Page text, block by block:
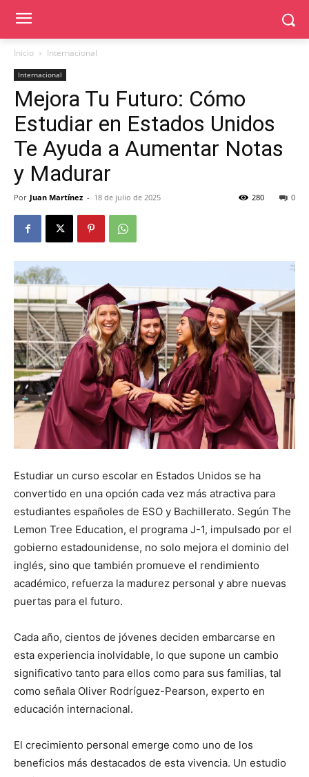
Inicio Internacional
Internacional
Mejora Tu Futuro: Cómo
Estudiar en Estados Unidos
Te Ayuda a Aumentar Notas
y Madurar
Por Juan Martínez - 18 de julio de 2025 0
280
Estudiar un curso escolar en Estados Unidos se ha
convertido en una opción cada vez más atractiva para
estudiantes españoles de ESO y Bachillerato. Según The
Lemon Tree Education, el programa J-1, impulsado por el
gobierno estadounidense, no solo mejora el dominio del
inglés, sino que también promueve el rendimiento
académico, refuerza la madurez personal y abre nuevas
puertas para el futuro.
Cada año, cientos de jóvenes deciden embarcarse en
esta experiencia inolvidable, lo que supone un cambio
significativo tanto para ellos como para sus familias, tal
como señala Oliver Rodríguez-Pearson, experto en
educación internacional.
El crecimiento personal emerge como uno de los
beneficios más destacados de esta vivencia. Un estudio